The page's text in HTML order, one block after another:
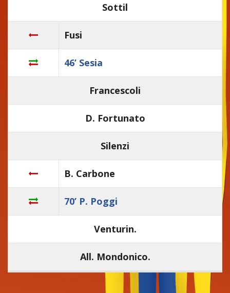
Sottil
Fusi
46’ Sesia
Francescoli
D. Fortunato
Silenzi
B. Carbone
70’ P. Poggi
Venturin.
All. Mondonico.